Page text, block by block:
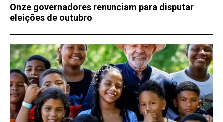
Onze governadores renunciam para disputar
eleições de outubro